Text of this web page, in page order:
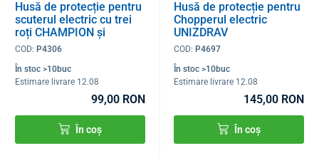
Husă de protecție pentru
scuterul electric cu trei
roți CHAMPION și
MOBILITY Plus
COD: P4306
În stoc >10buc
Estimare livrare 12.08
99,00 RON
În coș
Husă de protecție pentru
Chopperul electric
UNIZDRAV
COD: P4697
În stoc >10buc
Estimare livrare 12.08
145,00 RON
În coș